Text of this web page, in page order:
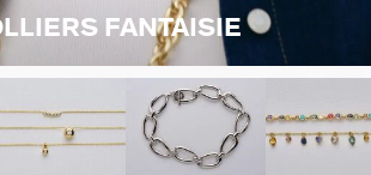
FANTAISIE